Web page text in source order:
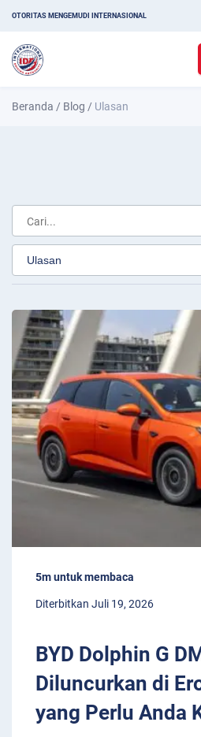
OTORITAS MENGEMUDI INTERNASIONAL
Beranda / Blog / Ulasan
5m untuk membaca
Diterbitkan Juli 19, 2026
BYD Dolphin G
Diluncurkan di
yang Perlu Anda